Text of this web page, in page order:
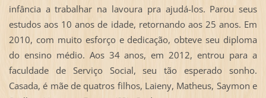
infância a trabalhar na lavoura pra ajudá-los. Parou seus
estudos aos 10 anos de idade, retornando aos 25 anos. Em
2010, com muito esforço e dedicação, obteve seu diploma
do ensino médio. Aos 34 anos, em 2012, entrou para a
faculdade de Serviço Social, seu tão esperado sonho.
Casada, é mãe de quatros filhos, Laieny, Matheus, Saymon e